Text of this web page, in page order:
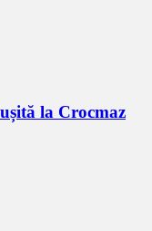
la Crocmaz